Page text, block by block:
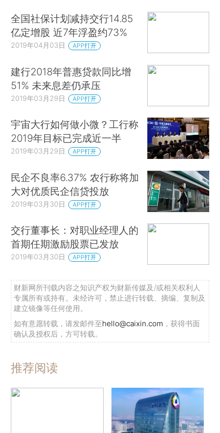
全国社保计划减持交行14.85
亿定增股 近7年浮盈约73%
2019年04月03日 APP打开
建行2018年普惠贷款同比增
51% 未来息差仍承压
2019年03月29日 APP打开
宇宙大行如何做小微？工行称
2019年目标已完成近一半
2019年03月29日 APP打开
民企不良率6.37% 农行称将加
大对优质民企信贷投放
2019年03月30日 APP打开
交行董事长：对职业经理人的
首期任期激励股票已发放
2019年03月30日 APP打开
财新网所刊载内容之知识产权为财新传媒及/或相关权利人
专属所有或持有。未经许可，禁止进行转载、摘编、复制及
建立镜像等任何使用。
如有意愿转载，请发邮件至hello@caixin.com ，获得书面
确认及授权后，方可转载。
推荐阅读